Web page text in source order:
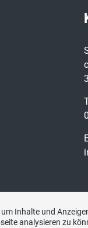
Inhalte und
analysieren zu